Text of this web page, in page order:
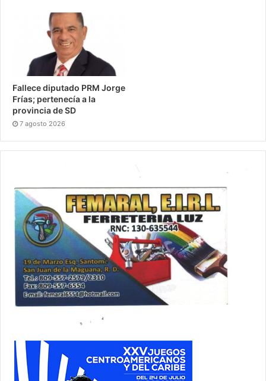
Fallece diputado PRM Jorge
Frías; pertenecía a la
provincia de SD
7 agosto 2026